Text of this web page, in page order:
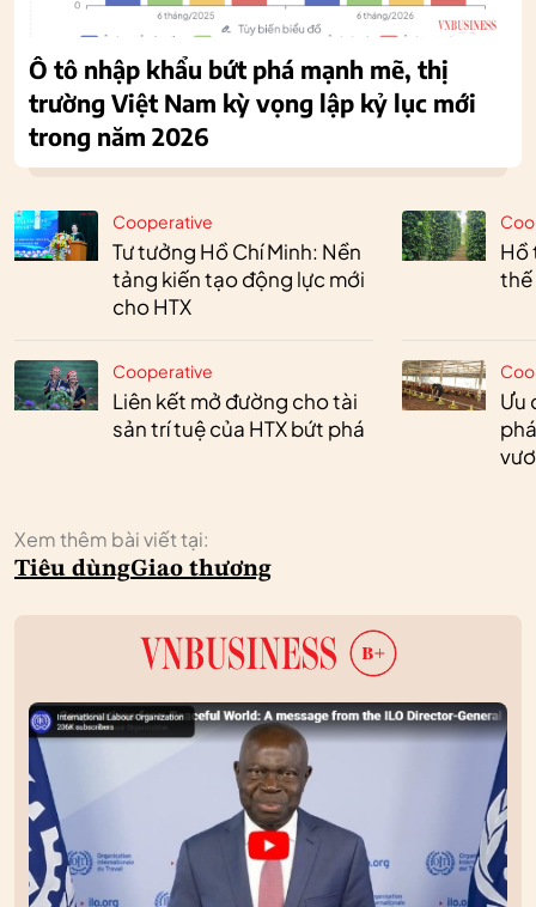
Cooperative
Tư tưởng Hồ Chí Minh: Nền
tảng kiến tạo động lực mới
cho HTX
Cooperative
Liên kết mở đường cho tài
sản trí tuệ của HTX bứt phá
Hồ
thế
Ưu
Xem thêm bài viết tại:
Tiêu dùngGiao thương
Ô tô nhập khẩu bứt phá mạnh mẽ, thị
trường Việt Nam kỳ vọng lập kỷ lục mới
trong năm 2026